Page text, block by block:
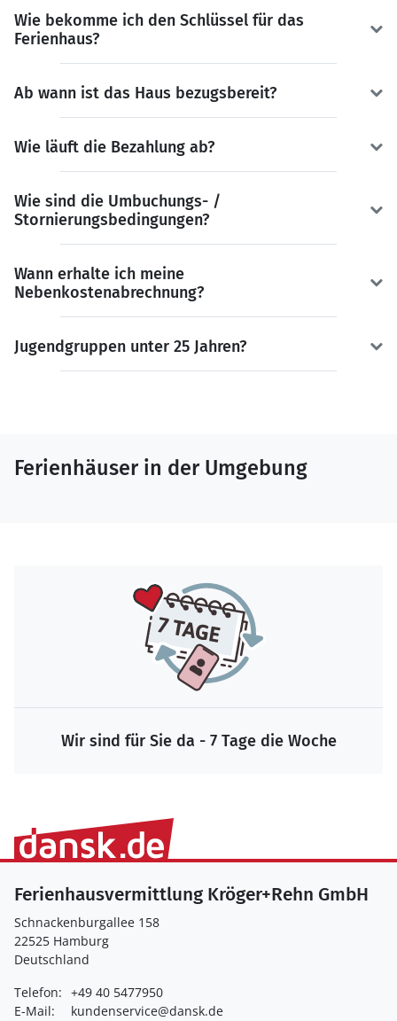
Wie bekomme ich den Schlüssel für das
Ferienhaus?
Ab wann ist das Haus bezugsbereit?
Wie läuft die Bezahlung ab?
Wie sind die Umbuchungs- /
Stornierungsbedingungen?
Wann erhalte ich meine
Nebenkostenabrechnung?
Jugendgruppen unter 25 Jahren?
Ferienhäuser in der Umgebung
Wir sind für Sie da - 7 Tage die Woche
Ferienhausvermittlung Kröger+Rehn GmbH
Schnackenburgallee 158
22525 Hamburg
Deutschland
Telefon: +49 40 5477950
E-Mail:
kundenservice@dansk.de